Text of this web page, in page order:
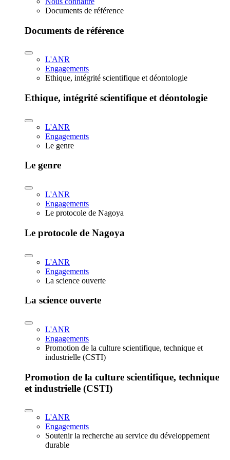
Documents de référence
Documents de référence
L'ANR
Engagements
Ethique, intégrité scientifique et déontologie
Ethique, intégrité scientifique et déontologie
L'ANR
Engagements
Le genre
Le genre
L'ANR
Engagements
Le protocole de Nagoya
Le protocole de Nagoya
L'ANR
Engagements
La science ouverte
La science ouverte
L'ANR
Engagements
Promotion de la culture scientifique, technique et
industrielle (CSTI)
Promotion de la culture scientifique, technique
et industrielle (CSTI)
L'ANR
Engagements
Soutenir la recherche au service du développement
durable